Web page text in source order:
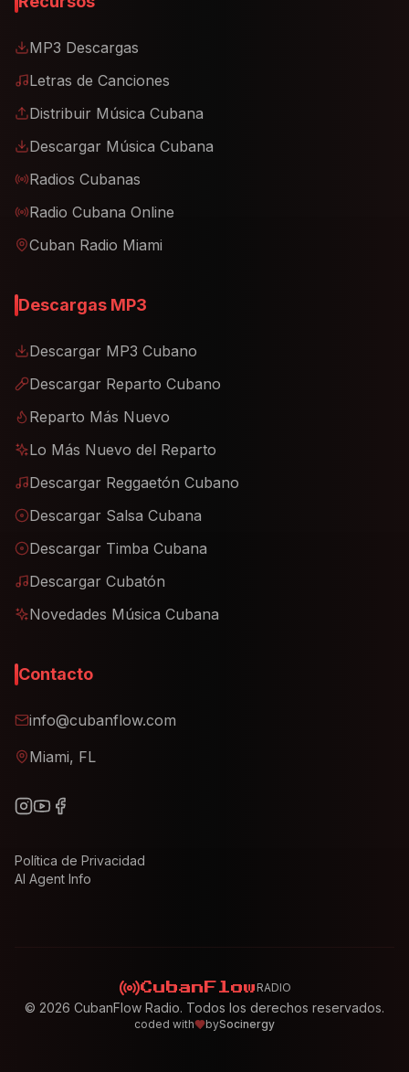
MP3 Descargas
Letras de Canciones
Distribuir Música Cubana
Descargar Música Cubana
Radios Cubanas
Radio Cubana Online
Cuban Radio Miami
Descargas MP3
Descargar MP3 Cubano
Descargar Reparto Cubano
Reparto Más Nuevo
Lo Más Nuevo del Reparto
Descargar Reggaetón Cubano
Descargar Salsa Cubana
Descargar Timba Cubana
Descargar Cubatón
Novedades Música Cubana
Contacto
info@cubanflow.com
Miami, FL
Política de Privacidad
AI Agent Info
CubanFlow RADIO
© 2026 CubanFlow Radio. Todos los derechos reservados.
coded with bySocinergy